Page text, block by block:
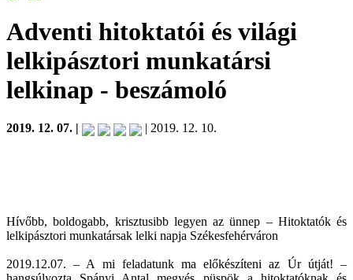
Adventi hitoktatói és világi
lelkipásztori munkatársi
lelkinap - beszámoló
2019. 12. 07. | | 2019. 12. 10.
Hívőbb, boldogabb, krisztusibb legyen az ünnep – Hitoktatók és
lelkipásztori munkatársak lelki napja Székesfehérváron
2019.12.07. – A mi feladatunk ma előkészíteni az Úr útját! –